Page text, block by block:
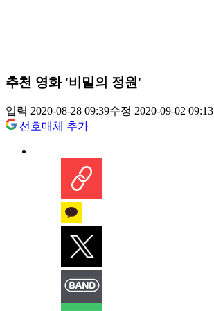
추천 영화 '비밀의 정원'
입력 2020-08-28 09:39수정 2020-09-02 09:13
선호매체 추가